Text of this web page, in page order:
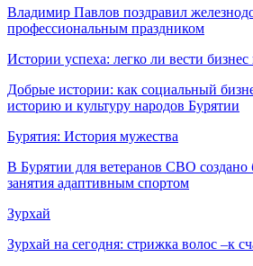
Владимир Павлов поздравил
профессиональным праздником
Истории успеха: легко ли вести
Добрые истории: как социальный
историю и культуру народов Бурятии
Бурятия: История мужества
В Бурятии для ветеранов СВО создано
занятия адаптивным спортом
Зурхай
Зурхай на сегодня: стрижка волос –к